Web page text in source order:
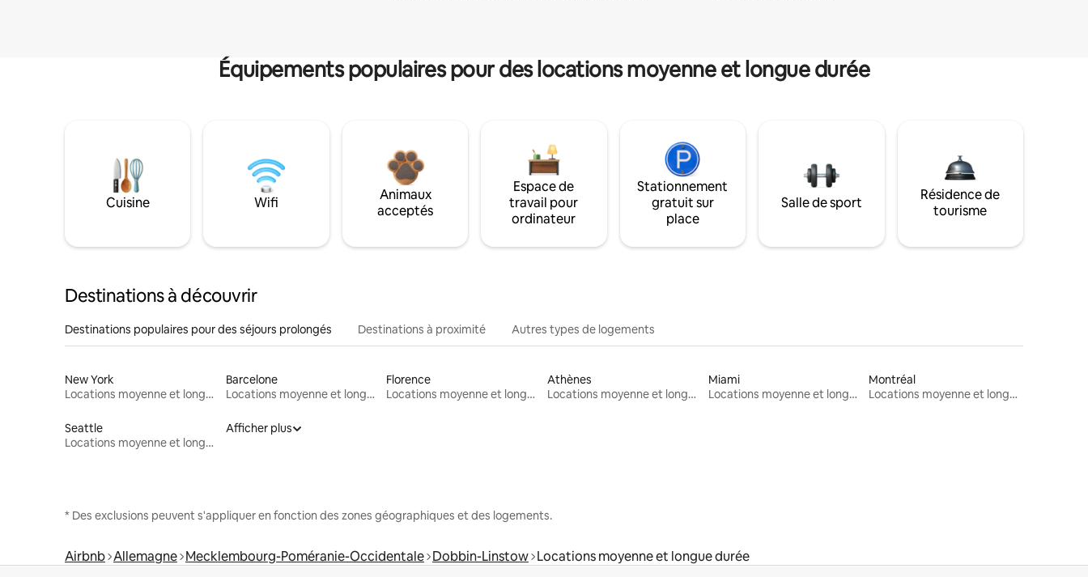
Équipements populaires pour des locations moyenne et longue durée
Cuisine Wifi
Animaux
acceptés
Espace de
travail pour
ordinateur
Stationnement
gratuit sur
place
Salle de sport
Résidence de
tourisme
Destinations à découvrir
Destinations populaires pour des séjours prolongés Destinations à proximité Autres types de logements
New York
Locations moyenne et longue durée
Barcelone
Locations moyenne et longue durée
Florence
Locations moyenne et longue durée
Athènes
Locations moyenne et longue durée
Miami
Locations moyenne et longue durée
Montréal
Locations moyenne et longue durée
Seattle
Locations moyenne et longue durée
Afficher plus
* Des exclusions peuvent s'appliquer en fonction des zones géographiques et des logements.
Airbnb Allemagne Mecklembourg-Poméranie-Occidentale Dobbin-Linstow Locations moyenne et longue durée